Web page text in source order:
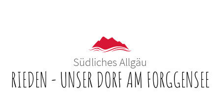
Südliches Allgäu
RIEDEN - UNSER DORF AM FORGGENSEE